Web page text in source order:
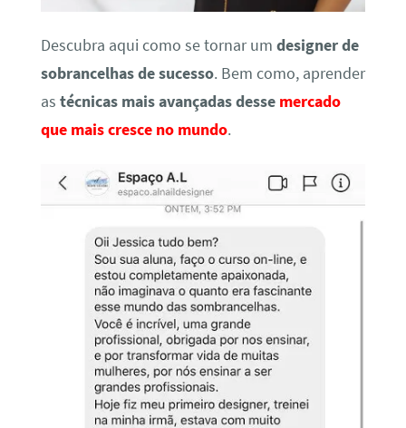
Descubra aqui como se tornar um designer de
sobrancelhas de sucesso. Bem como, aprender
as técnicas mais avançadas desse mercado
que mais cresce no mundo.